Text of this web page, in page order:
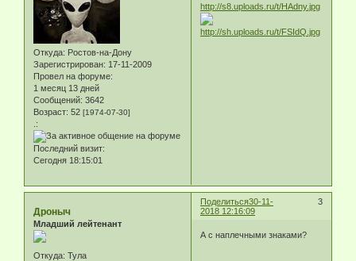
Откуда: Ростов-на-Дону
Зарегистрирован: 17-11-2009
Провел на форуме:
1 месяц 13 дней
Сообщений: 3642
Возраст: 52 [1974-07-30]
.:
Последний визит:
Сегодня 18:15:01
Поделиться 3
30-11-
2018 12:16:09
Дроныч
Младший лейтенант
Откуда: Тула
А с наплечными знаками?